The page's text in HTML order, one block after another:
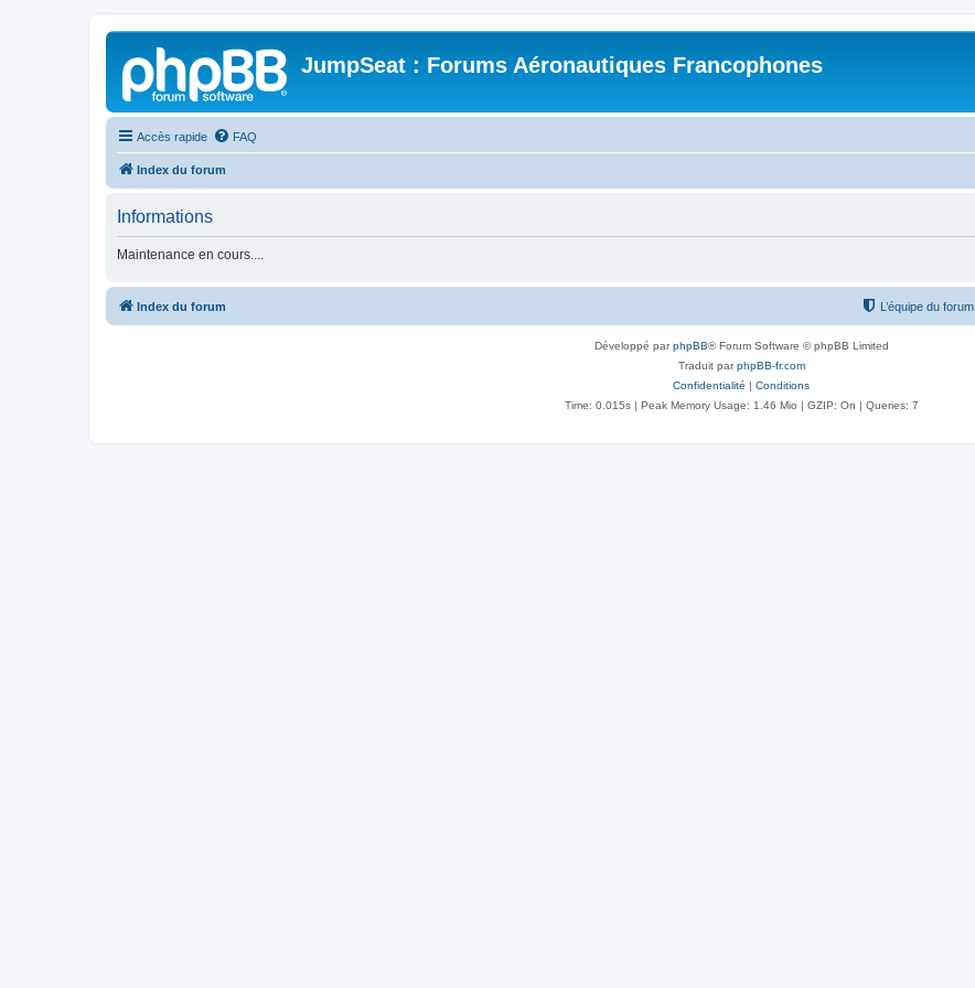
JumpSeat : Forums Aéronautiques Francophones
Accès rapide FAQ
Index du forum
Informations
Maintenance en cours....
Index du forum L’équipe du forum
Développé parphpBB® Forum Software © phpBB Limited
Traduit parphpBB-fr.com
Confidentialité | Conditions
Time: 0.015s| Peak Memory Usage: 1.46 Mio | GZIP: On | Queries: 7